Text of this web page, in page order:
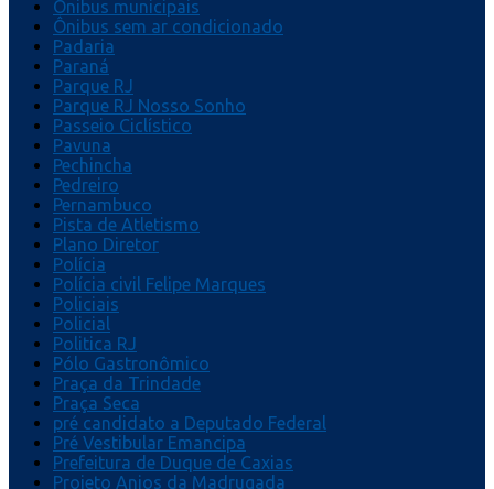
Ônibus municipais
Ônibus sem ar condicionado
Padaria
Paraná
Parque RJ
Parque RJ Nosso Sonho
Passeio Ciclístico
Pavuna
Pechincha
Pedreiro
Pernambuco
Pista de Atletismo
Plano Diretor
Polícia
Polícia civil Felipe Marques
Policiais
Policial
Politica RJ
Pólo Gastronômico
Praça da Trindade
Praça Seca
pré candidato a Deputado Federal
Pré Vestibular Emancipa
Prefeitura de Duque de Caxias
Projeto Anjos da Madrugada